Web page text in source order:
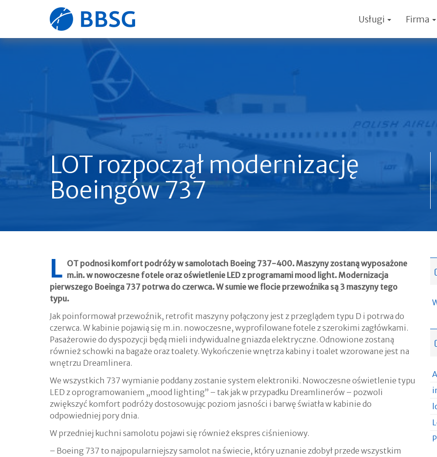
Strona
Usługi Firma
LOT rozpoczął modernizację
Boeingów 737
L OT podnosi komfort podróży w samolotach Boeing 737-400. Maszyny zostaną wyposażone
m.in. w nowoczesne fotele oraz oświetlenie LED z programami mood light. Modernizacja
pierwszego Boeinga 737 potrwa do czerwca. W sumie we flocie przewoźnika są 3 maszyny tego
typu.
Jak poinformował przewoźnik, retrofit maszyny połączony jest z przeglądem typu D i potrwa do
czerwca. W kabinie pojawią się m.in. nowoczesne, wyprofilowane fotele z szerokimi zagłówkami.
Pasażerowie do dyspozycji będą mieli indywidualne gniazda elektryczne. Odnowione zostaną
również schowki na bagaże oraz toalety. Wykończenie wnętrza kabiny i toalet wzorowane jest na
wnętrzu Dreamlinera.
We wszystkich 737 wymianie poddany zostanie system elektroniki. Nowoczesne oświetlenie typu
LED z oprogramowaniem „mood lighting” – tak jak w przypadku Dreamlinerów – pozwoli
zwiększyć komfort podróży dostosowując poziom jasności i barwę światła w kabinie do
odpowiedniej pory dnia.
W przedniej kuchni samolotu pojawi się również ekspres ciśnieniowy.
– Boeing 737 to najpopularniejszy samolot na świecie, który uznanie zdobył przede wszystkim